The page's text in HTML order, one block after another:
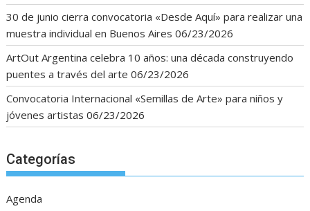
30 de junio cierra convocatoria «Desde Aquí» para realizar una
muestra individual en Buenos Aires 06/23/2026
ArtOut Argentina celebra 10 años: una década construyendo
puentes a través del arte 06/23/2026
Convocatoria Internacional «Semillas de Arte» para niños y
jóvenes artistas 06/23/2026
Categorías
Agenda